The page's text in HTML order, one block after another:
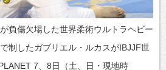
負傷欠場した世界柔術ウルトラヘビー
制したガブリエル・ルカスがIBJJF世
7、8日（土、日・現地時